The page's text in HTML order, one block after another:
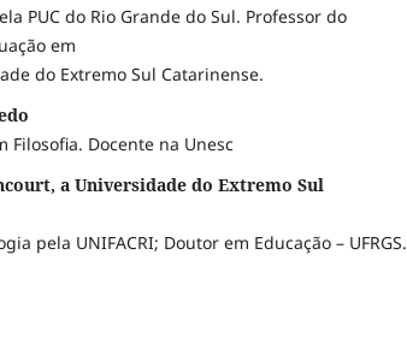
PUC do Rio Grande do Sul. Professor do
em
do Extremo Sul Catarinense.
Filosofia. Docente na Unesc
a Universidade do Extremo Sul
pela UNIFACRI; Doutor em Educação – UFRGS.